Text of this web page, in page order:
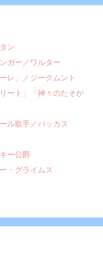
ン
ガー／ワルター
レ」／ジークムント
ート」
「神々のたそが
ル歌手／バッカス
ー公爵
・グライムス